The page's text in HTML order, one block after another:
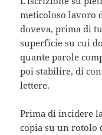
meticoloso lavoro
doveva, prima di
superficie su cui
quante parole
poi stabilire, di
lettere.
Prima di incidere
copia su un rotolo